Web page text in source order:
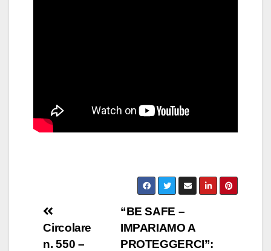
Navigazione
articoli
“BE SAFE –
IMPARIAMO A
PROTEGGERCI”:
Circolare
n. 550 –